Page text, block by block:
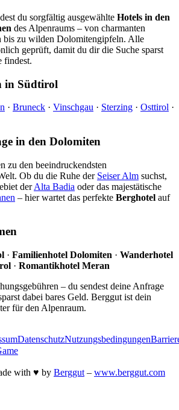
du sorgfältig ausgewählte Hotels in den
des Alpenraums – von charmanten
bis zu wilden Dolomitengipfeln. Alle
geprüft, damit du dir die Suche sparst
findest.
in Südtirol
· Bruneck · Vinschgau · Sterzing · Osttirol ·
in den Dolomiten
zu den beeindruckendsten
Ob du die Ruhe der Seiser Alm suchst,
derAlta Badia oder das majestätische
– hier wartet das perfekte Berghotel auf
· Familienhotel Dolomiten · Wanderhotel
· Romantikhotel Meran
– du sendest deine Anfrage
dabei bares Geld. Berggut ist dein
für den Alpenraum.
DatenschutzNutzungsbedingungen
with ♥ by Berggut – www.berggut.com